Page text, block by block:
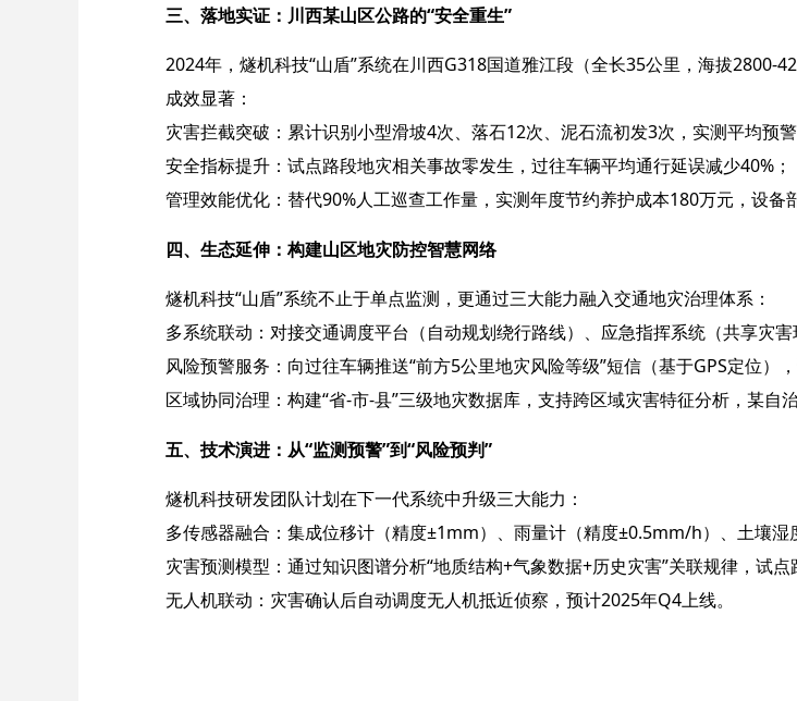
三、落地实证：川西某山区公路的“安全重生”​
2024年，燧机科技“山盾”系统在川西G318国道雅江段（全长35公里，海拔
成效显著：
灾害拦截突破：累计识别小型滑坡4次、落石12次、泥石流初发3次，实测平均预
安全指标提升：试点路段地灾相关事故零发生，过往车辆平均通行延误减少40%；
管理效能优化：替代90%人工巡查工作量，实测年度节约养护成本180万元，设备
四、生态延伸：构建山区地灾防控智慧网络​
燧机科技“山盾”系统不止于单点监测，更通过三大能力融入交通地灾治理体系：
多系统联动：对接交通调度平台（自动规划绕行路线）、应急指挥系统（共享灾
风险预警服务：向过往车辆推送“前方5公里地灾风险等级”短信（基于GPS定位）
区域协同治理：构建“省-市-县”三级地灾数据库，支持跨区域灾害特征分析，某自
五、技术演进：从“监测预警”到“风险预判”​
燧机科技研发团队计划在下一代系统中升级三大能力：
多传感器融合：集成位移计（精度±1mm）、雨量计（精度±0.5mm/h）、土壤湿
灾害预测模型：通过知识图谱分析“地质结构+气象数据+历史灾害”关联规律，试
无人机联动：灾害确认后自动调度无人机抵近侦察，预计2025年Q4上线。